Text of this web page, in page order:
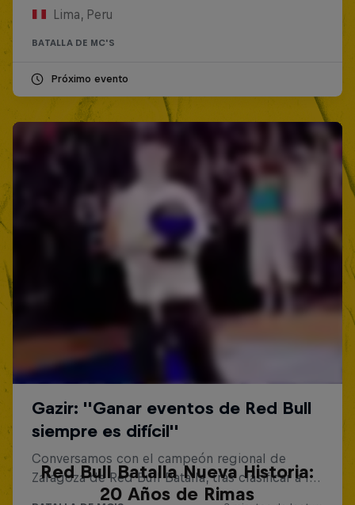
Lima, Peru
BATALLA DE MC'S
Próximo evento
Red Bull Batalla Nueva Historia:
20 Años de Rimas